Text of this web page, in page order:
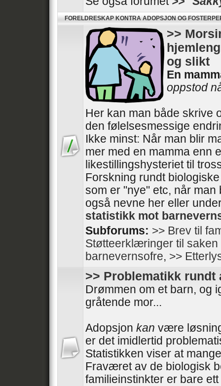
FORELDRESKAP KONTRA ADOPSJON OG
>>
og slikt
En
oppstod
Her kan man både skrive
den følelsesmessige
Ikke minst: Når man blir
mer med en mamma enn
likestillingshysteriet til
Forskning rundt
som er "nye" etc, når man
også nevne her eller
statistikk mot
Subforums: >> Brev til
Støtteerklæringer til saken
barnevernsofre, >>
>> Problematikk rundt
Drømmen om et barn, og
gråtende mor...
Adopsjon kan være
er det imidlertid
Statistikken viser at
Fraværet av de biologisk
familieinstinkter er bare